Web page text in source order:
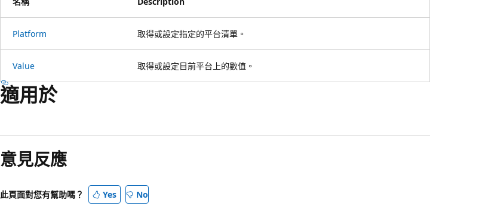
Platform 取得或設定指定的平台清單。
Value 取得或設定目前平台上的數值。
適用於
意見反應
此頁面對您有幫助嗎？ Yes No